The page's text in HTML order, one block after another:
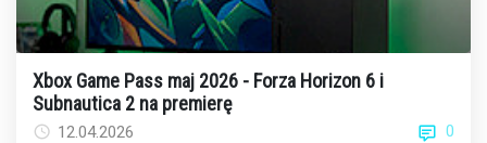
Xbox Game Pass maj 2026 - Forza Horizon 6 i
Subnautica 2 na premierę
12.04.2026 0